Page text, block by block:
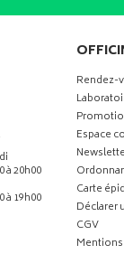
à 20h00
à 19h00
Rendez-
Espace
Carte
Déclarer
CGV